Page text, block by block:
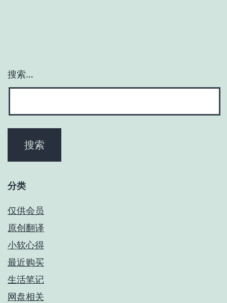
搜索…
分类
仅供会员
原创翻译
小软心得
最近购买
生活笔记
网盘相关